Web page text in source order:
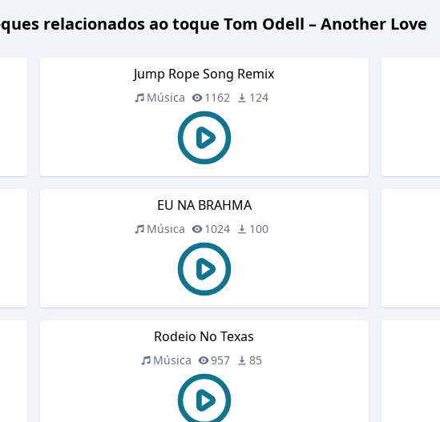
relacionados ao toque Tom Odell – Another Love
Jump Rope Song Remix
Música 1162 124
EU NA BRAHMA
Música 1024 100
Rodeio No Texas
Música 957 85